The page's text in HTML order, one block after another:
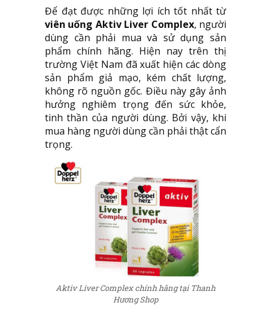
Để đạt được những lợi ích tốt nhất từ
viên uống Aktiv Liver Complex, người
dùng cần phải mua và sử dụng sản
phẩm chính hãng. Hiện nay trên thị
trường Việt Nam đã xuất hiện các dòng
sản phẩm giả mạo, kém chất lượng,
không rõ nguồn gốc. Điều này gây ảnh
hưởng nghiêm trọng đến sức khỏe,
tinh thần của người dùng. Bởi vậy, khi
mua hàng người dùng cần phải thật cẩn
trọng.
Aktiv Liver Complex chính hãng tại Thanh
Hương Shop